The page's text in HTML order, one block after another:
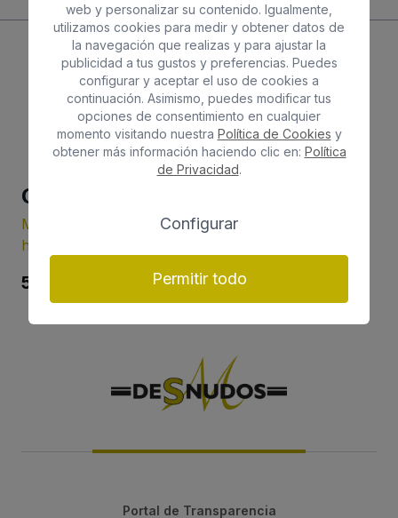
PRODUCTOS RELACIONADOS
Camisa
azul
Moda
hombre
50€
beige
Moda mujer
30€
deportivas
Moda
95€
caqui
Portal de Transparencia
web y personalizar su contenido. Igualmente,
utilizamos cookies para medir y obtener datos de
la navegación que realizas y para ajustar la
publicidad a tus gustos y preferencias. Puedes
configurar y aceptar el uso de cookies a
continuación. Asimismo, puedes modificar tus
opciones de consentimiento en cualquier
momento visitando nuestra Política de Cookies y
obtener más información haciendo clic en: Política
de Privacidad.
Configurar
Permitir todo